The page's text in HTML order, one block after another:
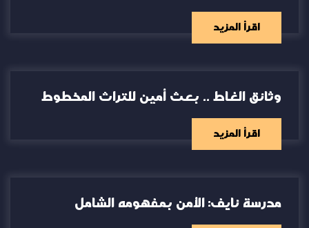
اقرأ المزيد
وثائق الغاط .. بعث أمين للتراث المخطوط
اقرأ المزيد
مدرسة نايف: الأمن بمفهومه الشامل